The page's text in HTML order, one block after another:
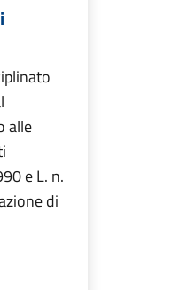
alle
e L. n.
di